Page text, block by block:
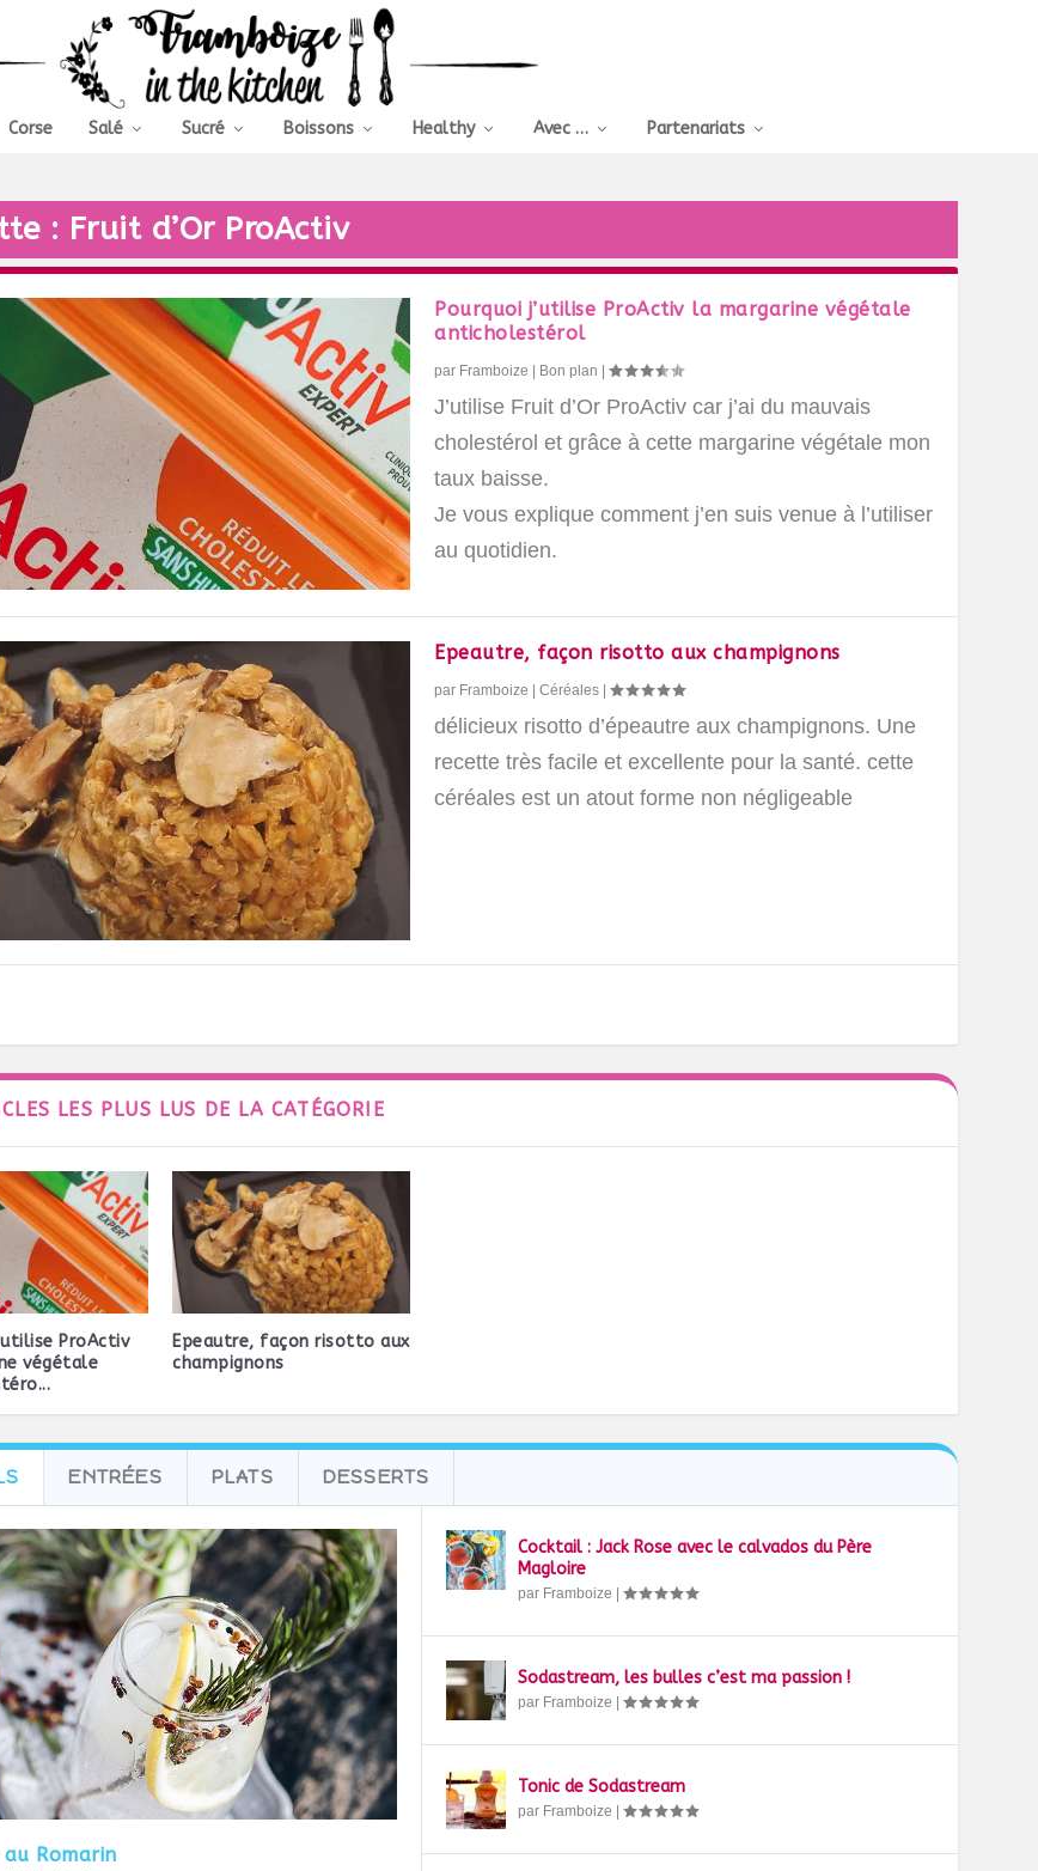
Corse Salé Sucré Boissons Healthy Avec … Partenariats
: Fruit d’Or ProActiv
Pourquoi j’utilise ProActiv la margarine végétale
anticholestérol
par Framboize Bon plan |
J’utilise Fruit d’Or ProActiv car j’ai du mauvais
cholestérol et grâce à cette margarine végétale mon
taux baisse.
Je vous explique comment j’en suis venue à l’utiliser
au quotidien.
Epeautre, façon risotto aux champignons
par Framboize |Céréales |
délicieux risotto d’épeautre aux champignons. Une
recette très facile et excellente pour la santé. cette
céréales est un atout forme non négligeable
LES PLUS LUS DE LA CATÉGORIE
ProActiv
végétale
Epeautre, façon risotto aux
champignons
ENTRÉES PLATS DESSERTS
au Romarin
Cocktail : Jack Rose avec le calvados du Père
Magloire
par Framboize |
Sodastream, les bulles c’est ma passion !
par Framboize |
Tonic de Sodastream
par Framboize |